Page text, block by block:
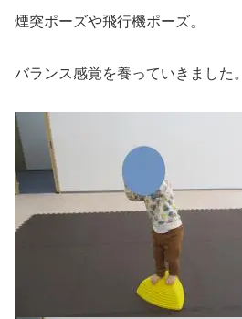
煙突ポーズや飛行機ポーズ。
バランス感覚を養っていきました。